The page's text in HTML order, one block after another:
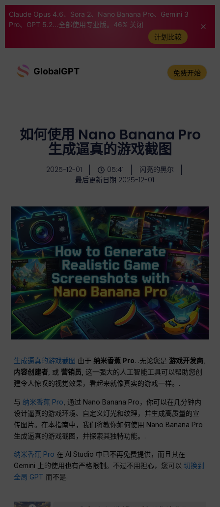
Claude Opus 4.6、Sora 2、Nano Banana Pro、Gemini 3
Pro、GPT 5.2...全部使用专业版。46% 关闭
计划比较
GlobalGPT 免费开始
如何使用 Nano Banana Pro
生成逼真的游戏截图
2025-12-01 05:41
闪亮的黑尔
最后更新日期 2025-12-01
生成逼真的游戏截图 由于 纳米香蕉 Pro. .无论您是 游戏开发商
内容创建者 , 或 营销员 , 这一强大的人工智能工具可以帮助您创
建令人惊叹的视觉效果，看起来就像真实的游戏一样。.
与 纳米香蕉 Pro , 通过 Nano Banana Pro，你可以在几分钟内
设计逼真的游戏环境、自定义灯光和纹理，并生成高质量的宣
传图片。在本指南中，我们将教你如何使用 Nano Banana Pro
生成逼真的游戏截图，并探索其独特功能。.
纳米香蕉 Pro 在 AI Studio 中已不再免费提供，而且其在
Gemini 上的使用也有严格限制。不过不用担心，您可以切换到
全局 GPT 而不是.